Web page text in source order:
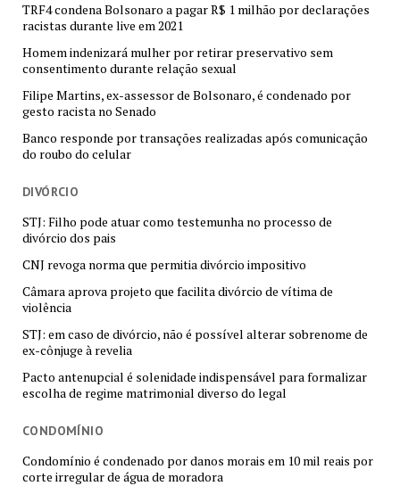
TRF4 condena Bolsonaro a pagar R$ 1 milhão por declarações
racistas durante live em 2021
Homem indenizará mulher por retirar preservativo sem
consentimento durante relação sexual
Filipe Martins, ex-assessor de Bolsonaro, é condenado por
gesto racista no Senado
Banco responde por transações realizadas após comunicação
do roubo do celular
DIVÓRCIO
STJ: Filho pode atuar como testemunha no processo de
divórcio dos pais
CNJ revoga norma que permitia divórcio impositivo
Câmara aprova projeto que facilita divórcio de vítima de
violência
STJ: em caso de divórcio, não é possível alterar sobrenome de
ex-cônjuge à revelia
Pacto antenupcial é solenidade indispensável para formalizar
escolha de regime matrimonial diverso do legal
CONDOMÍNIO
Condomínio é condenado por danos morais em 10 mil reais por
corte irregular de água de moradora